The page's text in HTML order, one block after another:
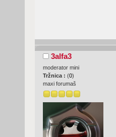
3alfa3
moderator mini
Tržnica : (0)
maxi forumaš